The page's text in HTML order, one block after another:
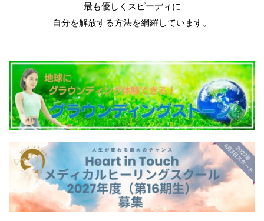
最も優しくスピーディに
自分を解放する方法を網羅しています。